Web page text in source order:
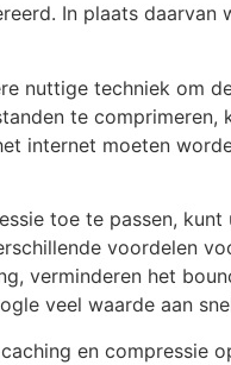
In plaats
nuttige techniek om
te
internet moeten
toe te passen,
voordelen
verminderen het
veel waarde aan
en compressie